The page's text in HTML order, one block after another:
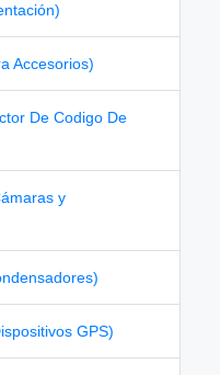
Accesorios)
De Codigo De
y
GPS)